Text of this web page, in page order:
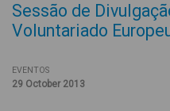
Sessão de
Voluntariado
EVENTOS
29 October 2013